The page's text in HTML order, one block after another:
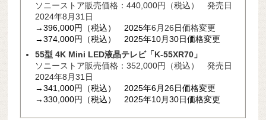
ソニーストア販売価格：440,000円（税込） 発売日
2024年8月31日
→396,000円（税込） 2025年6月26日価格変更
→374,000円（税込） 2025年10月30日価格変更
55型 4K Mini LED液晶テレビ「K-55XR70」
ソニーストア販売価格：352,000円（税込） 発売日
2024年8月31日
→341,000円（税込） 2025年6月26日価格変更
→330,000円（税込） 2025年10月30日価格変更